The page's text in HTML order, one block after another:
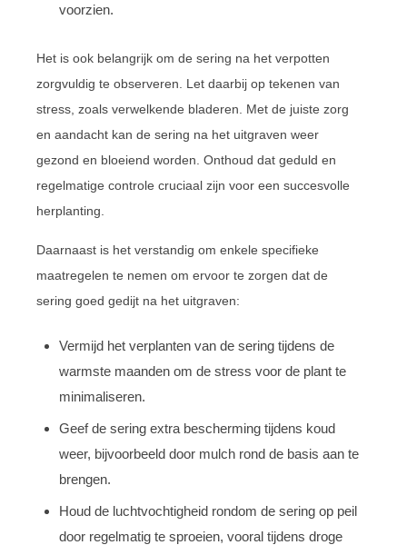
voorzien.
Het is ook belangrijk om de sering na het verpotten
zorgvuldig te observeren. Let daarbij op tekenen van
stress, zoals verwelkende bladeren. Met de juiste zorg
en aandacht kan de sering na het uitgraven weer
gezond en bloeiend worden. Onthoud dat geduld en
regelmatige controle cruciaal zijn voor een succesvolle
herplanting.
Daarnaast is het verstandig om enkele specifieke
maatregelen te nemen om ervoor te zorgen dat de
sering goed gedijt na het uitgraven:
Vermijd het verplanten van de sering tijdens de
warmste maanden om de stress voor de plant te
minimaliseren.
Geef de sering extra bescherming tijdens koud
weer, bijvoorbeeld door mulch rond de basis aan te
brengen.
Houd de luchtvochtigheid rondom de sering op peil
door regelmatig te sproeien, vooral tijdens droge